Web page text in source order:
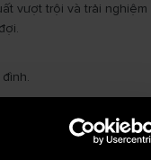
vượt trội và trải